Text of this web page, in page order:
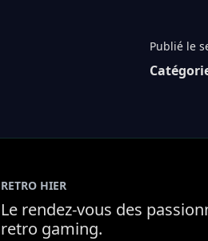
Publié le
RETRO HIER
Le rendez-vous des
retro gaming.